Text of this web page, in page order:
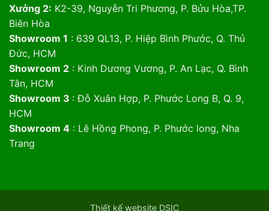
Xưởng 2: K2-39, Nguyễn Tri Phương, P. Bửu Hòa,TP.
Biên Hòa
Showroom 1 : 639 QL13, P. Hiệp Bình Phước, Q. Thủ
Đức, HCM
Showroom 2: Kinh Dương Vương, P. An Lạc, Q. Bình
Tân, HCM
Showroom 3 : Đỗ Xuân Hợp, P. Phước Long B, Q. 9,
HCM
Showroom 4: Lê Hồng Phong, P. Phước long, Nha
Trang
Thiết kế website DSIC